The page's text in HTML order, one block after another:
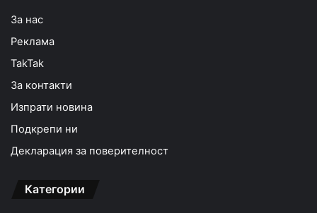
За нас
Реклама
TakTak
За контакти
Изпрати новина
Подкрепи ни
Декларация за поверителност
Категории